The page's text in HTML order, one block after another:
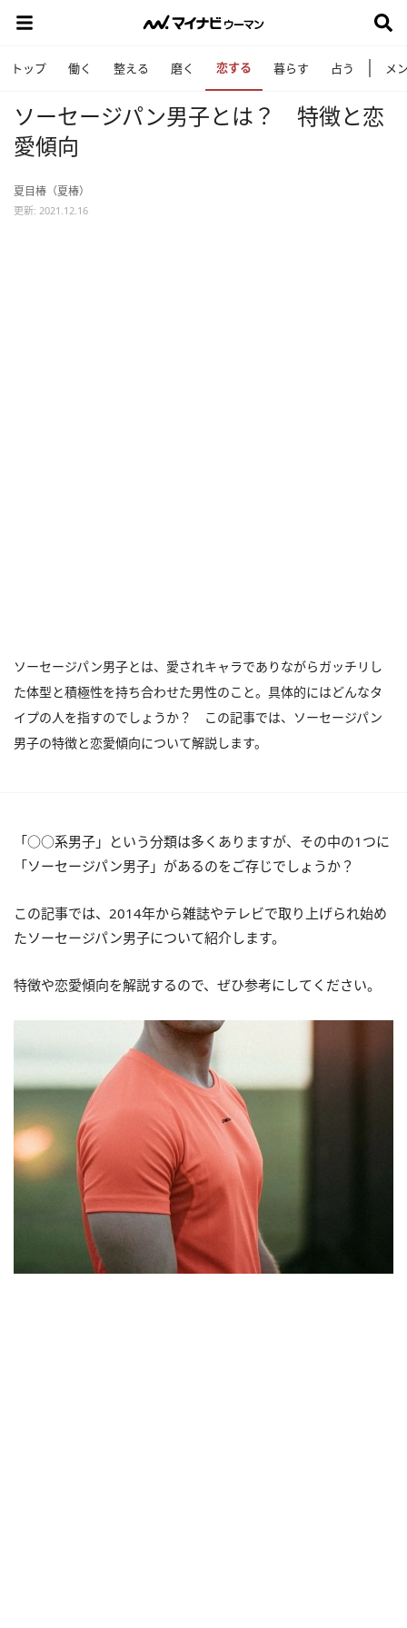
トップ 働く 整える 磨く 恋する 暮らす 占う メ
ソーセージパン男子とは？ 特徴と恋
愛傾向
夏目椿（夏椿）
更新: 2021.12.16
ソーセージパン男子とは、愛されキャラでありながらガッチリし
た体型と積極性を持ち合わせた男性のこと。具体的にはどんなタ
イプの人を指すのでしょうか？ この記事では、ソーセージパン
男子の特徴と恋愛傾向について解説します。
「○○系男子」という分類は多くありますが、その中の1つに
「ソーセージパン男子」があるのをご存じでしょうか？
この記事では、2014年から雑誌やテレビで取り上げられ始め
たソーセージパン男子について紹介します。
特徴や恋愛傾向を解説するので、ぜひ参考にしてください。